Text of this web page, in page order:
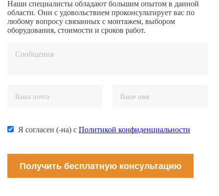
Наши специалисты обладают большим опытом в данной
области. Они с удовольствием проконсультирует вас по
любому вопросу связанных с монтажем, выбором
оборудования, стоимости и сроков работ.
Я согласен (-на) с Политикой конфиденциальности
Получить бесплатную консультацию